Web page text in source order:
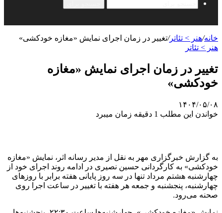
خانه/هنر > تئاتر/تغییر در زمان اجرای نمایش «مغازه خودکشی»
هنر > تئاتر
تغییر در زمان اجرای نمایش «مغازه
خودکشی»
۱۴۰۴/۰۵/۰۸
خواندن این مطلب 1 دقیقه زمان میبرد
به گزارش خبرگزاری مهر به نقل از مدیر رسانه اثر، نمایش «مغازه
خودکشی» به کارگردانی حسین نصیری در ادامه روند اجرای خود از
چهارشنبه هشتم مرداد تنها در سه روز پایانی هفته برابر با روزهای
چهارشنبه، پنجشنبه و جمعه هر هفته با تغییر در ساعت اجرا روی
صحنه می‌رود.